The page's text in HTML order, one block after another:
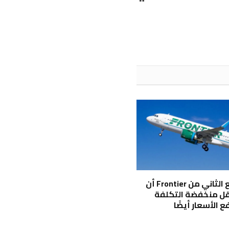
يُظهر الربع الثاني من Frontier أن
منخفضة التكلفة
الأسعار أيضًا